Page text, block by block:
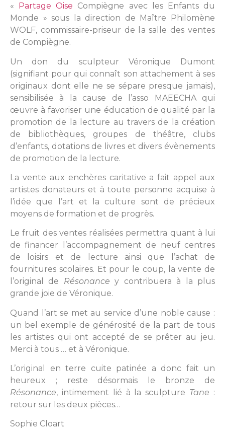
« Partage Oise Compiègne avec les Enfants du
Monde » sous la direction de Maître Philomène
WOLF, commissaire-priseur de la salle des ventes
de Compiègne.
Un don du sculpteur Véronique Dumont
(signifiant pour qui connaît son attachement à ses
originaux dont elle ne se sépare presque jamais),
sensibilisée à la cause de l’asso MAEECHA qui
œuvre à favoriser une éducation de qualité par la
promotion de la lecture au travers de la création
de bibliothèques, groupes de théâtre, clubs
d’enfants, dotations de livres et divers évènements
de promotion de la lecture.
La vente aux enchères caritative a fait appel aux
artistes donateurs et à toute personne acquise à
l’idée que l’art et la culture sont de précieux
moyens de formation et de progrès.
Le fruit des ventes réalisées permettra quant à lui
de financer l’accompagnement de neuf centres
de loisirs et de lecture ainsi que l’achat de
fournitures scolaires. Et pour le coup, la vente de
l’original de Résonance y contribuera à la plus
grande joie de Véronique.
Quand l’art se met au service d’une noble cause :
un bel exemple de générosité de la part de tous
les artistes qui ont accepté de se prêter au jeu.
Merci à tous … et à Véronique.
L’original en terre cuite patinée a donc fait un
heureux ; reste désormais le bronze de
Résonance, intimement lié à la sculpture Tane :
retour sur les deux pièces…
Sophie Cloart